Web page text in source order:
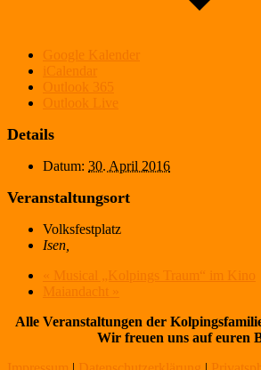
Google Kalender
iCalendar
Outlook 365
Outlook Live
Details
Datum: 30. April 2016
Veranstaltungsort
Volksfestplatz
Isen
«
Musical „Kolpings Traum“ im Kino
Maiandacht
»
Alle Veranstaltungen der
Wir freuen uns auf euren